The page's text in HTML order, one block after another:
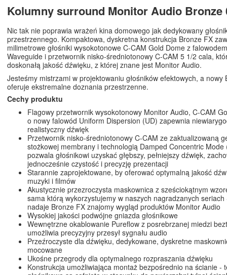
Kolumny surround Monitor Audio Bronze
Nic tak nie poprawia wrażeń kina domowego jak dedykowany
przestrzennego. Kompaktowa, dyskretna konstrukcja Bronze FX
milimetrowe głośniki wysokotonowe C-CAM Gold Dome z
Waveguide i przetwornik nisko-średniotonowy C-CAM 5 1/2 cala,
doskonałą jakość dźwięku, z której znane jest Monitor Audio.
Jesteśmy mistrzami w projektowaniu głośników efektowych, a nowy
oferuje ekstremalne doznania przestrzenne.
Cechy produktu
Flagowy przetwornik wysokotonowy Monitor Audio, C-CAM
o nowy falowód Uniform Dispersion (UD) zapewnia
realistyczny dźwięk
Przetwornik nisko-średniotonowy C-CAM ze zaktualizowaną
stożkowej membrany i technologią Damped Concentric Mode
pozwala głośnikowi uzyskać głębszy, pełniejszy dźwięk,
jednocześnie czystość i precyzję prezentacji
Starannie zaprojektowane, by oferować optymalną jakość
muzyki i filmów
Akustycznie przezroczysta maskownica z sześciokątnym
sama którą wykorzystujemy w naszych nagradzanych seriach
nadaje Bronze FX znajomy wygląd produktów Monitor Audio
Wysokiej jakości podwójne gniazda głośnikowe
Wewnętrzne okablowanie Pureflow z posrebrzanej miedzi
umożliwia precyzyjny przesył sygnału audio
Przeźroczyste dla dźwięku, dedykowane, dyskretne
mocowane
Ukośne przegrody dla optymalnego rozpraszania dźwięku
Konstrukcja umożliwiająca montaż bezpośrednio na ścianie -